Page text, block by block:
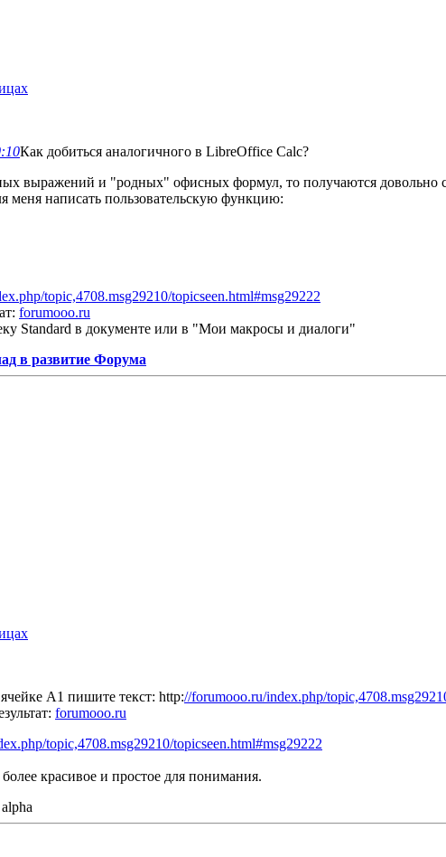
Как добиться аналогичного в LibreOffice Calc?
выражений и "родных" офисных формул, то получаются
меня написать пользовательскую функцию:
topic,4708.msg29210/topicseen.html#msg29222
forumooo.ru
Standard в документе или в "Мои макросы и диалоги"
в развитие Форума
A1 пишите текст: httр://forumooo.ru/index.php/
forumooo.ru
topic,4708.msg29210/topicseen.html#msg29222
красивое и простое для понимания.